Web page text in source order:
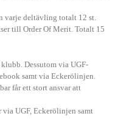
varje deltävling totalt 12 st.
till Order Of Merit. Totalt 15
Dessutom via UGF-
samt via Eckerölinjen.
får ett stort ansvar att
UGF, Eckerölinjen samt